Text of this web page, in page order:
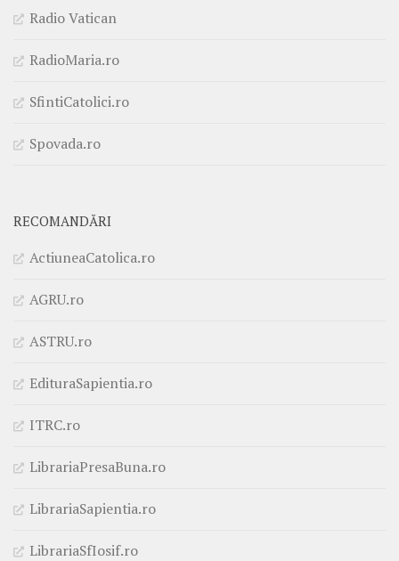
Radio Vatican
RadioMaria.ro
SfintiCatolici.ro
Spovada.ro
RECOMANDĂRI
ActiuneaCatolica.ro
AGRU.ro
ASTRU.ro
EdituraSapientia.ro
ITRC.ro
LibrariaPresaBuna.ro
LibrariaSapientia.ro
LibrariaSfIosif.ro